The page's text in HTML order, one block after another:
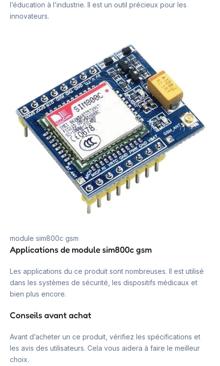
l’éducation à l’industrie. Il est un outil précieux pour les
innovateurs.
module sim800c gsm
Applications de module sim800c gsm
Les applications du ce produit sont nombreuses. Il est utilisé
dans les systèmes de sécurité, les dispositifs médicaux et
bien plus encore.
Conseils avant achat
Avant d’acheter un ce produit, vérifiez les spécifications et
les avis des utilisateurs. Cela vous aidera à faire le meilleur
choix.